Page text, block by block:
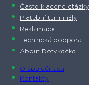
Často kladené otázky
Platební terminály
Reklamace
Technická podpora
About Dotykačka
O společnosti
Kontakty